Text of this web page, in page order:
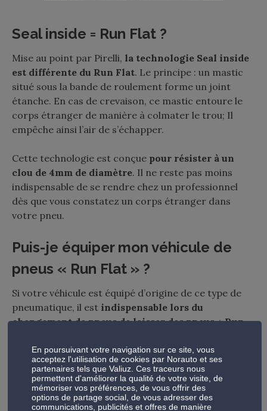
Seal inside = Run Flat ?
Mise au point par Pirelli, la technologie Seal inside
est différente du Run Flat. Le principe : un mastic
situé sous la bande de roulement forme un joint
étanche. En cas de crevaison, ce mastic entoure le
corps étranger de manière à colmater le trou; Il
empêche ainsi l’air de s’échapper.
Cette technologie est conçue pour résister à un
clou de 4mm de diamètre. Il ne reste pas moins
indispensable de se rendre chez un professionnel
dès que vous constatez un corps étranger dans
votre pneu.
Puis-je équiper mon véhicule de
pneus « Run Flat » ?
Si votre véhicule est équipé d’origine de ce type de
pneumatique, il est indispensable lors du
changement de pneus de laisser des pneus « Run
Par contre, si votre véhicule n’en est pas équipé
d’origine, alorsnous vous déconseillons de faire la
transformation. La tenue de route du véhicule ne
sera plus optimum.
En poursuivant votre navigation sur ce site, vous
acceptez l'utilisation de cookies par Norauto et ses
partenaires tels que Valiuz. Ces traceurs nous
permettent d'améliorer la qualité de votre visite, de
mémoriser vos préférences, de vous offrir des
options de partage social, de vous adresser des
communications, publicités et offres de manière